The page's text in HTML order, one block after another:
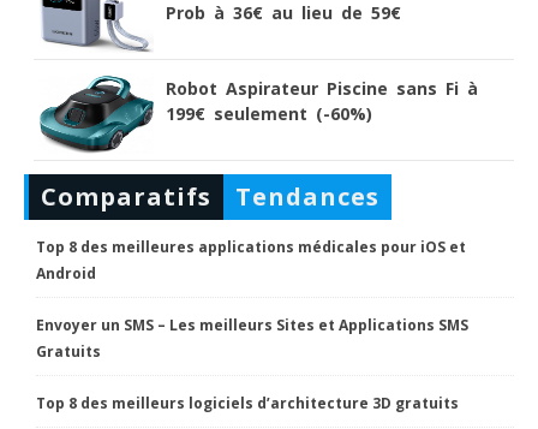
Prob à 36€ au lieu de 59€
Robot Aspirateur Piscine sans Fi à
199€ seulement (-60%)
Comparatifs Tendances
Top 8 des meilleures applications médicales pour iOS et
Android
Envoyer un SMS – Les meilleurs Sites et Applications SMS
Gratuits
Top 8 des meilleurs logiciels d’architecture 3D gratuits